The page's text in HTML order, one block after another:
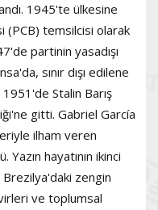
1945'te ülkesine
temsilcisi olarak
partinin yasadışı
sınır dışı edilene
Stalin Barış
gitti. Gabriel García
ilham veren
hayatının ikinci
zengin
ve toplumsal